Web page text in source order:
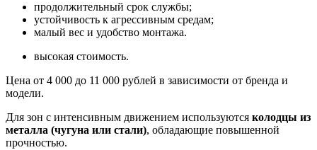
продолжительный срок службы;
устойчивость к агрессивным средам;
малый вес и удобство монтажа.
высокая стоимость.
Цена от 4 000 до 11 000 рублей в зависимости от бренда и
модели.
Для зон с интенсивным движением используются колодцы из
металла (чугуна или стали), обладающие повышенной
прочностью.